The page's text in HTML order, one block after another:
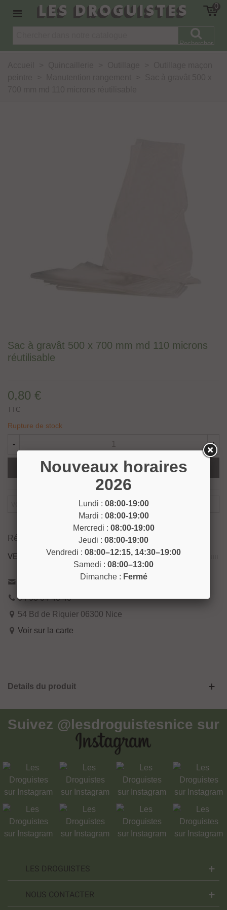
LES DROGUISTES 0
Rechercher
Sac à gravât 500 x 700 mm md 110 microns
réutilisable
0,80 €
TTC
Rupture de stock
- +
Ajouter Au Panier
Prévenez-Moi Lorsque Le Produit Est Disponible
Référence:
VENEZ NOUS RENCONTRER !
04 93 04 40 40
54 Bd de Riquier 06300 Nice
Voir sur la carte
Details du produit
Suivez @lesdroguistesnice sur
LES DROGUISTES
NOUS CONTACTER
Nouveaux horaires
2026
Lundi : 08:00-19:00
Mardi : 08:00-19:00
Mercredi : 08:00-19:00
Jeudi : 08:00-19:00
Vendredi : 08:00–12:15, 14:30–19:00
Samedi : 08:00–13:00
Dimanche : Fermé